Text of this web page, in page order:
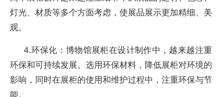
灯光、材质等多个方面考虑，使展品展示更加精细、美
观。
4.环保化：博物馆展柜在设计制作中，越来越注重
环保和可持续发展。选用环保材料，降低展柜对环境的
影响，同时在展柜的使用和维护过程中，注重环保与节
能。